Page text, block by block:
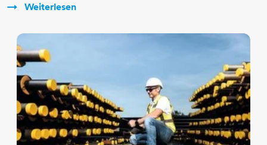
Weiterlesen